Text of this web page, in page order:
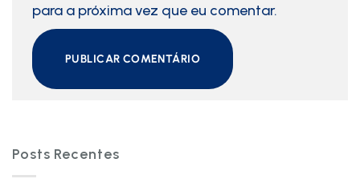
para a próxima vez que eu comentar.
Posts Recentes